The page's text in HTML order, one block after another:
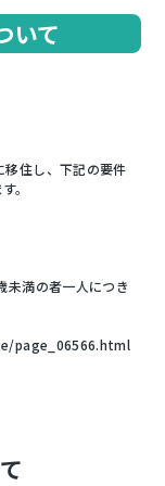
いて
住し、下記の要件
。
未満の者一人につき
page_06566.html